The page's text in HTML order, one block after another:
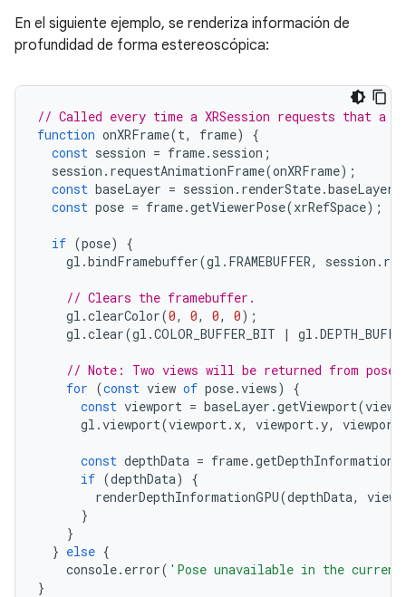
En el siguiente ejemplo, se renderiza información de
profundidad de forma estereoscópica:
// Called every time a XRSession requests that a
function onXRFrame(t, frame)
{
const session = frame. session ;
session . requestAnimationFrame(onXRFrame);
const baseLayer = session . renderState.baseLayer
const pose = frame.getViewerPose(xrRefSpace);
if (pose)
{
gl .bindFramebuffer(gl . FRAMEBUFFER, session .
// Clears the framebuffer.
gl .clearColor(0, 0, 0, 0);
gl .clear(gl .COLOR_BUFFER_BIT | gl .
// Note: Two views will be returned from
for (const view of pose.views)
{
const viewport = baseLayer .getViewport(view
gl .viewport(viewport. x, viewport.y, viewport
const depthData = frame.getDepthInformation
if (depthData)
{
renderDepthInformationGPU(depthData, view
}
}
} else {
console. error( 'Pose unavailable in the
}